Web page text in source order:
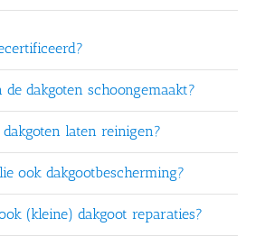
de dakgoten schoongemaakt?
laten reinigen?
ook dakgootbescherming?
(kleine) dakgoot reparaties?